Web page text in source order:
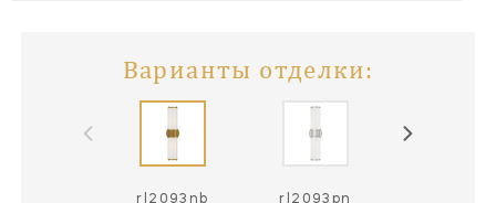
Варианты отделки:
rl2093nb rl2093pn